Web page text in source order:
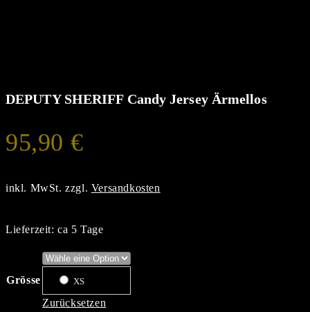
DEPUTY SHERIFF Candy Jersey Ärmellos
95,90 €
inkl. MwSt. zzgl. Versandkosten
Lieferzeit:ca 5 Tage
Grösse XS
Zurücksetzen